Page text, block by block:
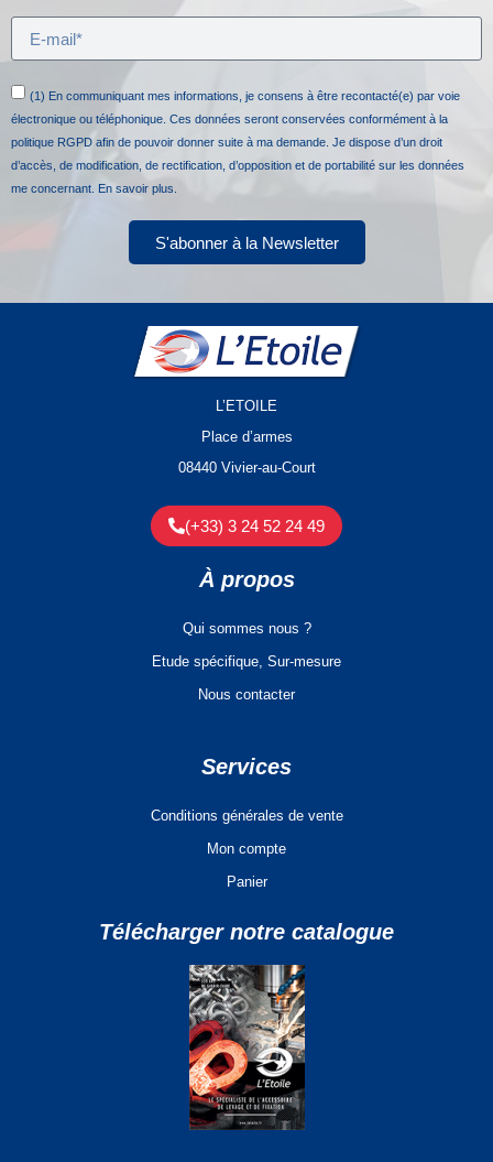
(1) En communiquant mes informations, je consens à être recontacté(e) par voie
électronique ou téléphonique. Ces données seront conservées conformément à la
politique RGPD afin de pouvoir donner suite à ma demande. Je dispose d’un droit
d’accès, de modification, de rectification, d’opposition et de portabilité sur les données
me concernant. En savoir plus.
S'abonner à la Newsletter
L’ETOILE
Place d’armes
08440 Vivier-au-Court
(+33) 3 24 52 24 49
À propos
Qui sommes nous ?
Etude spécifique, Sur-mesure
Nous contacter
Services
Conditions générales de vente
Mon compte
Panier
Télécharger notre catalogue